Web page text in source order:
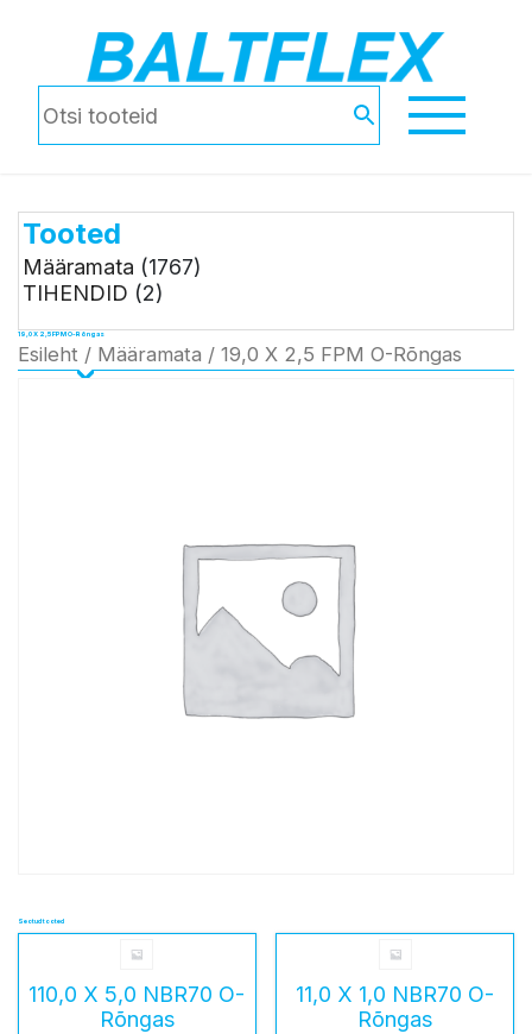
Tooted
Määramata (1767)
TIHENDID (2)
19,0 X 2,5 FPM O-Rõngas
Esileht / Määramata / 19,0 X 2,5 FPM O-Rõngas
Seotud tooted
110,0 X 5,0 NBR70 O-
Rõngas
11,0 X 1,0 NBR70 O-
Rõngas